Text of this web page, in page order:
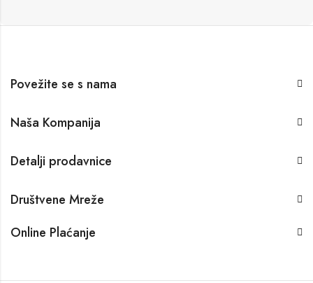
Povežite se s nama
Naša Kompanija
Detalji prodavnice
Društvene Mreže
Online Plaćanje